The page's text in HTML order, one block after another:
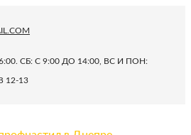
СБ: C 9:00 ДО 14:00, ВС И ПОН:
12-13